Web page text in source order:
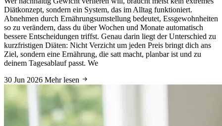
Diätkonzept, sondern ein System, das im Alltag funktioniert.
Abnehmen durch Ernährungsumstellung bedeutet, Essgewohnheiten
so zu verändern, dass du über Wochen und Monate automatisch
bessere Entscheidungen triffst. Genau darin liegt der Unterschied zu
kurzfristigen Diäten: Nicht Verzicht um jeden Preis bringt dich ans
Ziel, sondern eine Ernährung, die satt macht, planbar ist und zu
deinem Tagesablauf passt. We
30 Jun 2026 Mehr lesen